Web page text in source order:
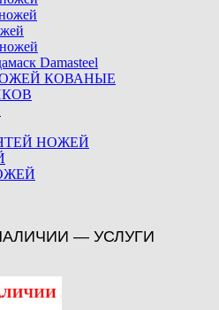
Damasteel
КОВАНЫЕ
НОЖЕЙ
— УСЛУГИ